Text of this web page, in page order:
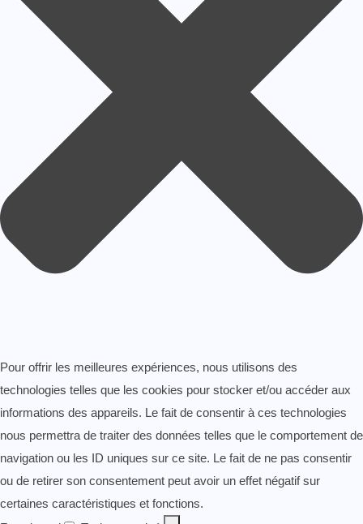
Pour offrir les meilleures expériences, nous utilisons des
technologies telles que les cookies pour stocker et/ou accéder aux
informations des appareils. Le fait de consentir à ces technologies
nous permettra de traiter des données telles que le comportement de
navigation ou les ID uniques sur ce site. Le fait de ne pas consentir
ou de retirer son consentement peut avoir un effet négatif sur
certaines caractéristiques et fonctions.